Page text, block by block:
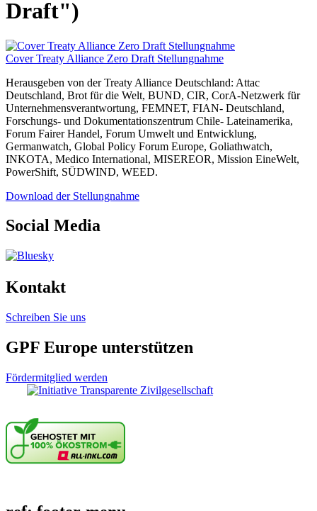
Draft")
Cover Treaty Alliance Zero Draft Stellungnahme
Herausgeben von der Treaty Alliance Deutschland: Attac
Deutschland, Brot für die Welt, BUND, CIR, CorA-Netzwerk für
Unternehmensverantwortung, FEMNET, FIAN- Deutschland,
Forschungs- und Dokumentationszentrum Chile- Lateinamerika,
Forum Fairer Handel, Forum Umwelt und Entwicklung,
Germanwatch, Global Policy Forum Europe, Goliathwatch,
INKOTA, Medico International, MISEREOR, Mission EineWelt,
PowerShift, SÜDWIND, WEED.
Download der Stellungnahme
Social Media
Kontakt
Schreiben Sie uns
GPF Europe unterstützen
Fördermitglied werden